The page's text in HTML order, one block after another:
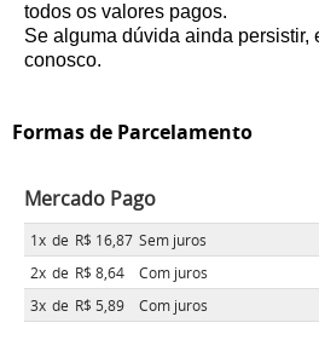
todos os valores pagos.
Se alguma dúvida ainda persistir,
conosco.
Formas de Parcelamento
Mercado Pago
1x de R$ 16,87 Sem juros
2x de R$ 8,64 Com juros
3x de R$ 5,89 Com juros